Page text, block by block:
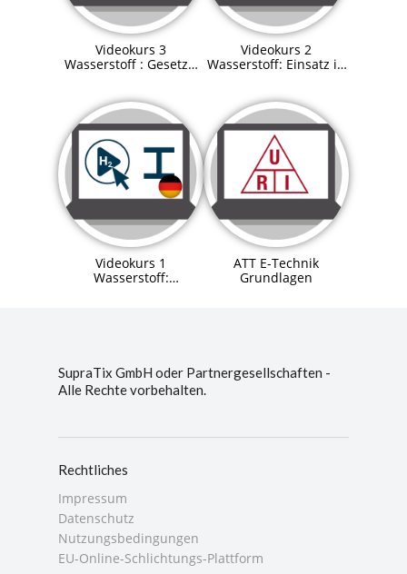
Videokurs 3
Wasserstoff : Gesetze,
Videokurs 2
Wasserstoff: Einsatz in
Videokurs 1
Wasserstoff:
ATT E-Technik
Grundlagen
SupraTix GmbH oder Partnergesellschaften -
Alle Rechte vorbehalten.
Rechtliches
Impressum
Datenschutz
Nutzungsbedingungen
EU-Online-Schlichtungs-Plattform